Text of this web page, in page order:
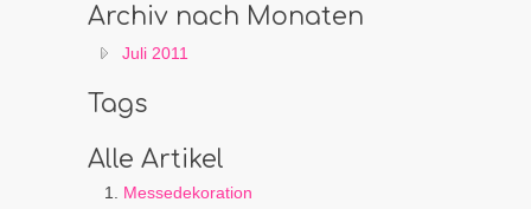
Archiv nach Monaten
Juli 2011
Tags
Alle Artikel
Messedekoration